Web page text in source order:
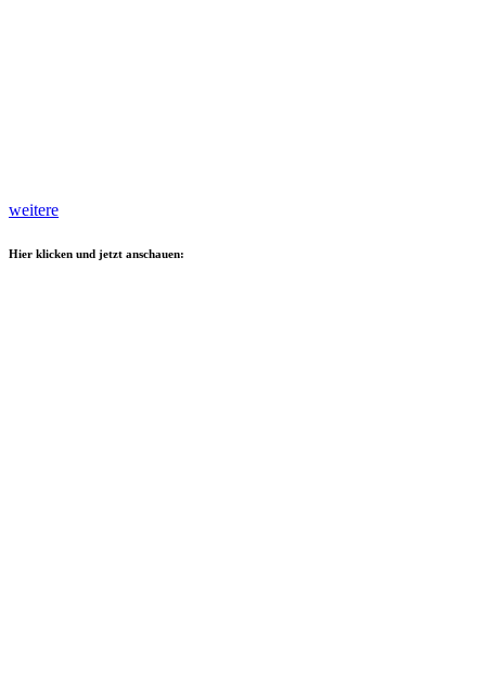
weitere
Hier klicken und jetzt anschauen: